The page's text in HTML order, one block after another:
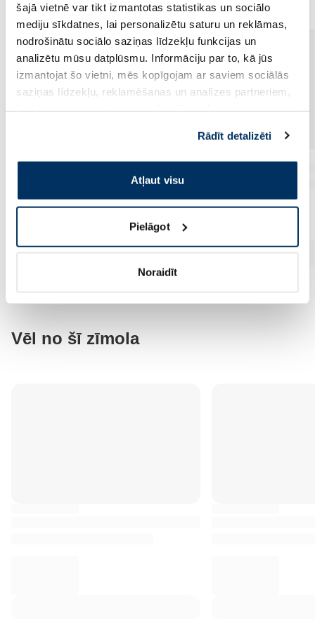
šajā vietnē var tikt izmantotas statistikas un sociālo
mediju sīkdatnes, lai personalizētu saturu un reklāmas,
nodrošinātu sociālo saziņas līdzekļu funkcijas un
analizētu mūsu datplūsmu. Informāciju par to, kā jūs
izmantojat šo vietni, mēs kopīgojam ar saviem sociālās
saziņas līdzekļu, reklamēšanas un analīzes partneriem,
pakalpojumus. Ja piekrītat šo papildu sīkdatņu
izmantošanai, lūdzu, atzīmējiet savu izvēli:
Rādīt detalizēti
Atļaut visu
Pielāgot
Noraidīt
Vēl no šī zīmola